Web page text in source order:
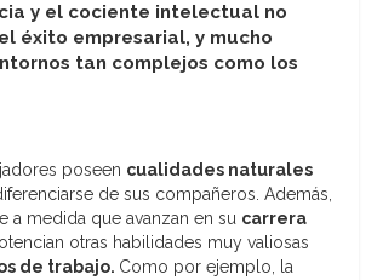
y el cociente intelectual no
éxito empresarial, y mucho
tan complejos como los
poseen cualidades naturales
de sus compañeros. Además,
a medida que avanzan en su carrera
otras habilidades muy valiosas
de trabajo. Como por ejemplo, la